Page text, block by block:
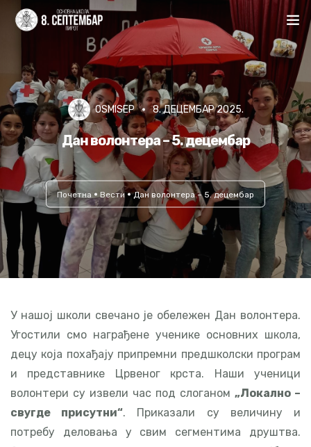
Школа
Актуелно
Документа
Упис
Огласна табла
Контакт
OSMISEP 8. ДЕЦЕМБАР 2025.
Дан волонтера – 5. децембар
Почетна Вести Дан волонтера – 5. децембар
У нашој школи свечано је обележен Дан волонтера.
Угостили смо награђене ученике основних школа,
децу која похађају припремни предшколски програм
и представнике Црвеног крста. Наши ученици
волонтери су извели час под слоганом „Локално –
свугде присутни“. Приказали су величину и
потребу деловања у свим сегментима друштва.